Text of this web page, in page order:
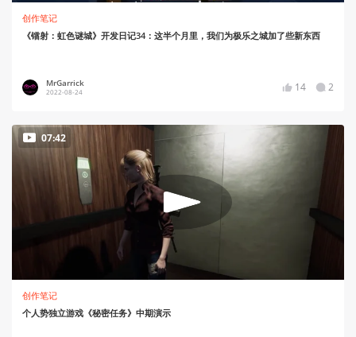
创作笔记
《镭射：虹色谜城》开发日记34：这半个月里，我们为极乐之城加了些新东西
MrGarrick
2022-08-24 14 2
07:42
创作笔记
个人势独立游戏《秘密任务》中期演示